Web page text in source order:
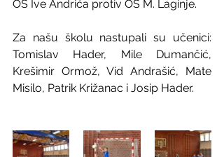
OŠ Ive Andrića protiv OŠ M. Laginje.
Za našu školu nastupali su učenici:
Tomislav Hader, Mile Dumančić,
Krešimir Ormož, Vid Andrašić, Mate
Misilo, Patrik Križanac i Josip Hader.